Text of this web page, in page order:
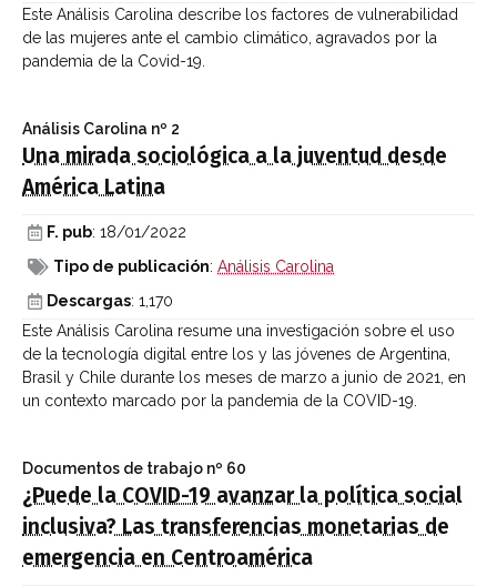
Este Análisis Carolina describe los factores de vulnerabilidad
de las mujeres ante el cambio climático, agravados por la
pandemia de la Covid-19.
Análisis Carolina nº 2
Una mirada sociológica a la juventud desde
América Latina
F. pub: 18/01/2022
Tipo de publicación: Análisis Carolina
Descargas: 1,170
Este Análisis Carolina resume una investigación sobre el uso
de la tecnología digital entre los y las jóvenes de Argentina,
Brasil y Chile durante los meses de marzo a junio de 2021, en
un contexto marcado por la pandemia de la COVID-19.
Documentos de trabajo nº 60
¿Puede la COVID-19 avanzar la política social
inclusiva? Las transferencias monetarias de
emergencia en Centroamérica